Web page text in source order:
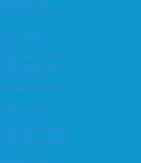
Høst-konrad
Høstturneringen
Vår-konrad
KM i lynsjakk
Klubbmesterskapet
KM i hurtigsjakk
Høst-konrad
Høstturneringen
KM i lynsjakk
Vår-konrad
Klubbmesterskapet
KM i Hurtigsjakk
Høst-konrad
Høstturneringen